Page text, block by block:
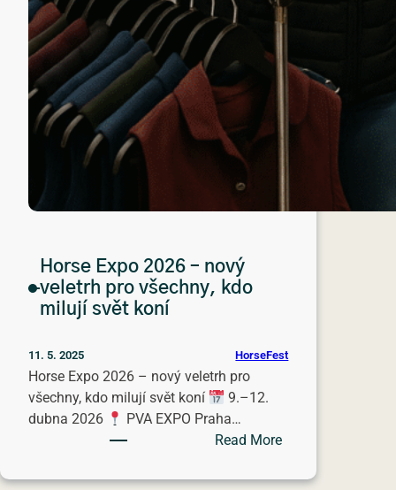
Horse Expo 2026 – nový
veletrh pro všechny, kdo
milují svět koní
11. 5. 2025 HorseFest
Horse Expo 2026 – nový veletrh pro
všechny, kdo milují svět koní
9.–12.
dubna 2026
PVA EXPO Praha…
Read More:
Expo